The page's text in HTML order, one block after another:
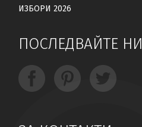
ИЗБОРИ 2026
ПОСЛЕДВАЙТЕ НИ